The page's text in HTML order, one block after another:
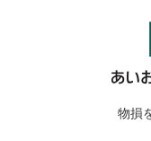
物損